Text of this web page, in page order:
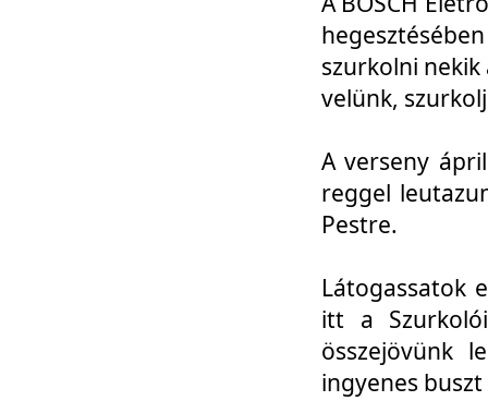
szurkolni
velünk,
A verseny
reggel
Pestre.
Látogassatok
itt a
összejövünk
ingyenes